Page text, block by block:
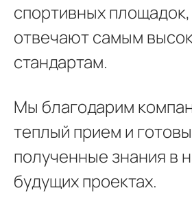
спортивных
отвечают самым
стандартам.
Мы благодарим
теплый прием и
полученные знания в
будущих проектах.